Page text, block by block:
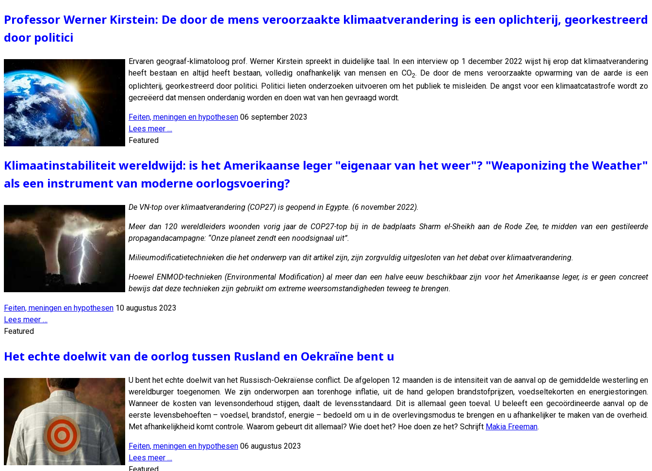
Professor Werner Kirstein: De door de mens veroorzaakte klimaatverandering is een oplichterij, georkestreerd
door politici
Ervaren geograaf-klimatoloog prof. Werner Kirstein spreekt in duidelijke taal. In een interview op 1 december 2022 wijst hij erop dat klimaatverandering
heeft bestaan ​​en altijd heeft bestaan, volledig onafhankelijk van mensen en CO2. De door de mens veroorzaakte opwarming van de aarde is een
oplichterij, georkestreerd door politici. Politici lieten onderzoeken uitvoeren om het publiek te misleiden. De angst voor een klimaatcatastrofe wordt zo
gecreëerd dat mensen onderdanig worden en doen wat van hen gevraagd wordt.
Feiten, meningen en hypothesen 06 september 2023
Lees meer …
Featured
Klimaatinstabiliteit wereldwijd: is het Amerikaanse leger "eigenaar van het weer"? "Weaponizing the Weather"
als een instrument van moderne oorlogsvoering?
De VN-top over klimaatverandering (COP27) is geopend in Egypte. (6 november 2022).
Meer dan 120 wereldleiders woonden vorig jaar de COP27-top bij in de badplaats Sharm el-Sheikh aan de Rode Zee, te midden van een gestileerde
propagandacampagne: “Onze planeet zendt een noodsignaal uit”.
Milieumodificatietechnieken die het onderwerp van dit artikel zijn, zijn zorgvuldig uitgesloten van het debat over klimaatverandering.
Hoewel ENMOD-technieken (Environmental Modification) al meer dan een halve eeuw beschikbaar zijn voor het Amerikaanse leger, is er geen concreet
bewijs dat deze technieken zijn gebruikt om extreme weersomstandigheden teweeg te brengen.
Feiten, meningen en hypothesen 10 augustus 2023
Lees meer …
Featured
Het echte doelwit van de oorlog tussen Rusland en Oekraïne bent u
U bent het echte doelwit van het Russisch-Oekraïense conflict. De afgelopen 12 maanden is de intensiteit van de aanval op de gemiddelde westerling en
wereldburger toegenomen. We zijn onderworpen aan torenhoge inflatie, uit de hand gelopen brandstofprijzen, voedseltekorten en energiestoringen.
Wanneer de kosten van levensonderhoud stijgen, daalt de levensstandaard. Dit is allemaal geen toeval. U beleeft een gecoördineerde aanval op de
eerste levensbehoeften – voedsel, brandstof, energie – bedoeld om u in de overlevingsmodus te brengen en u afhankelijker te maken van de overheid.
Met afhankelijkheid komt controle. Waarom gebeurt dit allemaal? Wie doet het? Hoe doen ze het? Schrijft Makia Freeman.
Feiten, meningen en hypothesen 06 augustus 2023
Lees meer …
Featured